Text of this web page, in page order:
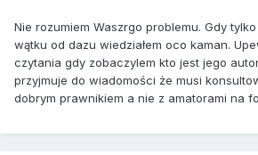
Nie rozumiem Waszrgo problemu. Gdy
wątku od dazu wiedziałem oco kaman.
czytania gdy zobaczylem kto jest jego
przyjmuje do wiadomości że musi
dobrym prawnikiem a nie z amatorami na